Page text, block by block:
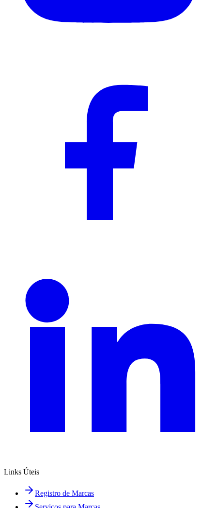
Links Úteis
Registro de Marcas